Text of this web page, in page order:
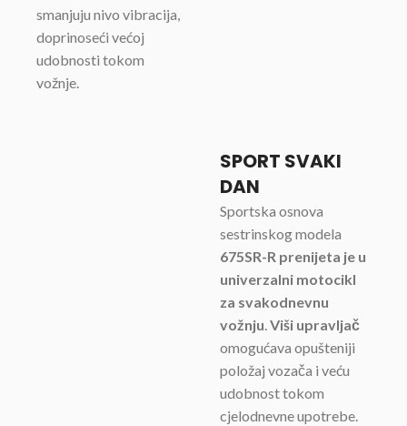
smanjuju nivo vibracija,
doprinoseći većoj
udobnosti tokom
vožnje.
SPORT SVAKI
DAN
Sportska osnova
sestrinskog modela
675SR-R prenijeta je u
univerzalni motocikl
za svakodnevnu
vožnju.Viši upravljač
omogućava opušteniji
položaj vozača i veću
udobnost tokom
cjelodnevne upotrebe.